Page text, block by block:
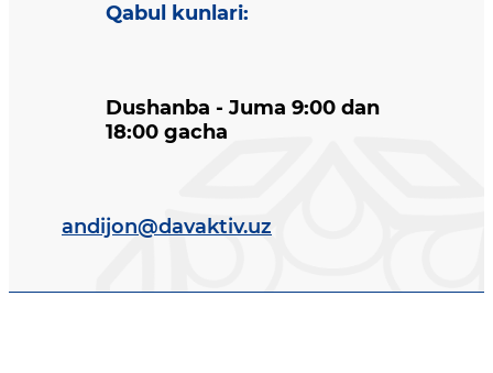
Qabul kunlari:
Dushanba - Juma 9:00 dan
18:00 gacha
andijon@davaktiv.uz